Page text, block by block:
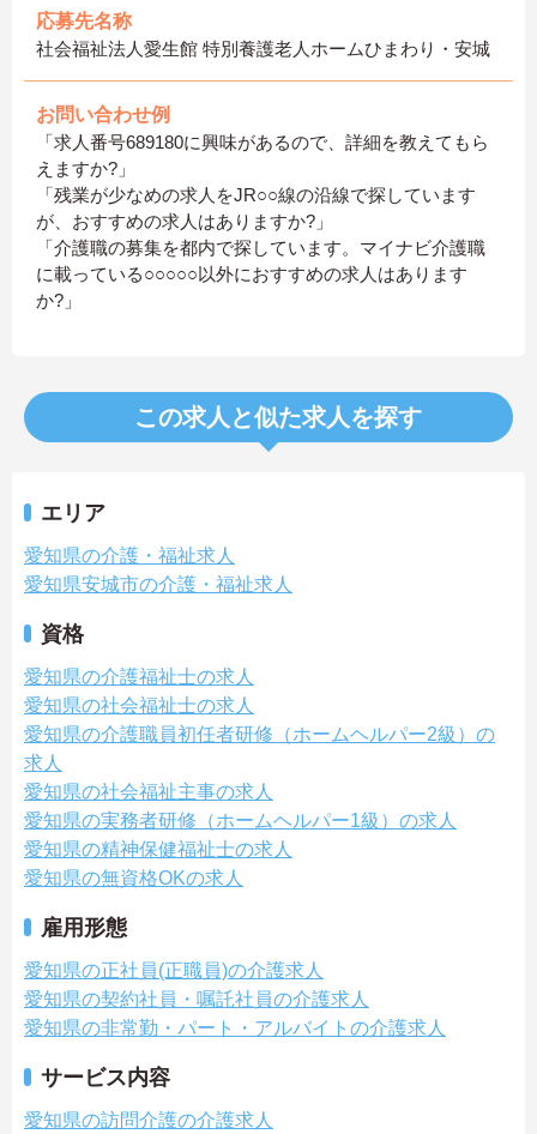
応募先名称
社会福祉法人愛生館 特別養護老人ホームひまわり・安城
お問い合わせ例
「求人番号689180に興味があるので、詳細を教えてもら
えますか?」
「残業が少なめの求人をJR○○線の沿線で探しています
が、おすすめの求人はありますか?」
「介護職の募集を都内で探しています。マイナビ介護職
に載っている○○○○○以外におすすめの求人はあります
か?」
この求人と似た求人を探す
エリア
愛知県の介護・福祉求人
愛知県安城市の介護・福祉求人
資格
愛知県の介護福祉士の求人
愛知県の社会福祉士の求人
愛知県の介護職員初任者研修（ホームヘルパー2級）の
求人
愛知県の社会福祉主事の求人
愛知県の実務者研修（ホームヘルパー1級）の求人
愛知県の精神保健福祉士の求人
愛知県の無資格OKの求人
雇用形態
愛知県の正社員(正職員)の介護求人
愛知県の契約社員・嘱託社員の介護求人
愛知県の非常勤・パート・アルバイトの介護求人
サービス内容
愛知県の訪問介護の介護求人